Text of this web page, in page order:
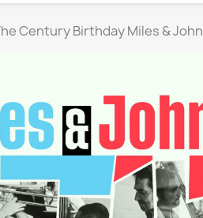
Century Birthday Miles & John